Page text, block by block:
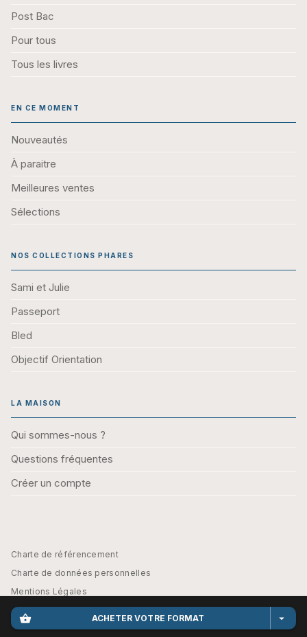
shopping_basket ACHETER VOTRE FORMAT arrow_drop_down
Post Bac
Pour tous
Tous les livres
EN CE MOMENT
Nouveautés
À paraitre
Meilleures ventes
Sélections
NOS COLLECTIONS PHARES
Sami et Julie
Passeport
Bled
Objectif Orientation
LA MAISON
Qui sommes-nous ?
Questions fréquentes
Créer un compte
Charte de référencement
Charte de données personnelles
Mentions Légales
Engagement durable
CGU